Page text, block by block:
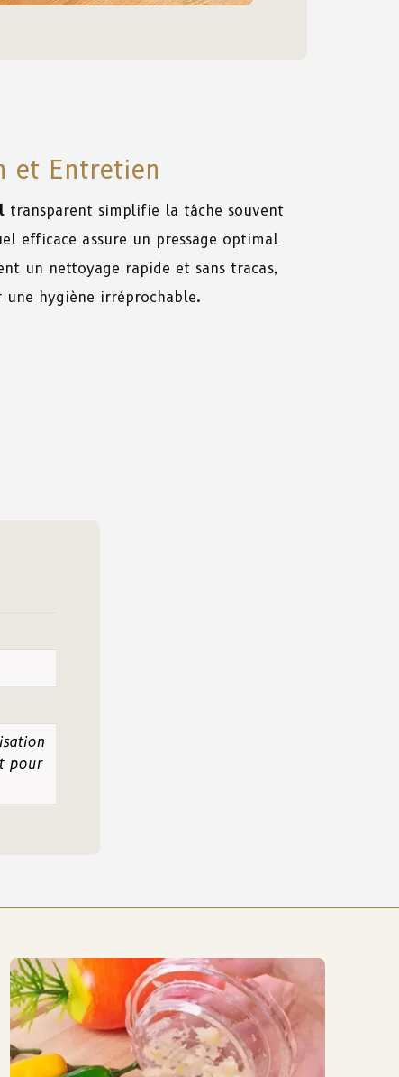
et Entretien
transparent simplifie la tâche souvent
efficace assure un pressage optimal
un nettoyage rapide et sans tracas,
hygiène irréprochable.
pour